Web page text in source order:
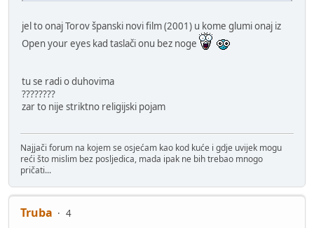
jel to onaj Torov španski novi film (2001) u kome glumi onaj iz
Open your eyes kad taslači onu bez noge
tu se radi o duhovima
????????
zar to nije striktno religijski pojam
Najjači forum na kojem se osjećam kao kod kuće i gdje uvijek mogu
reći što mislim bez posljedica, mada ipak ne bih trebao mnogo
pričati...
Truba
4